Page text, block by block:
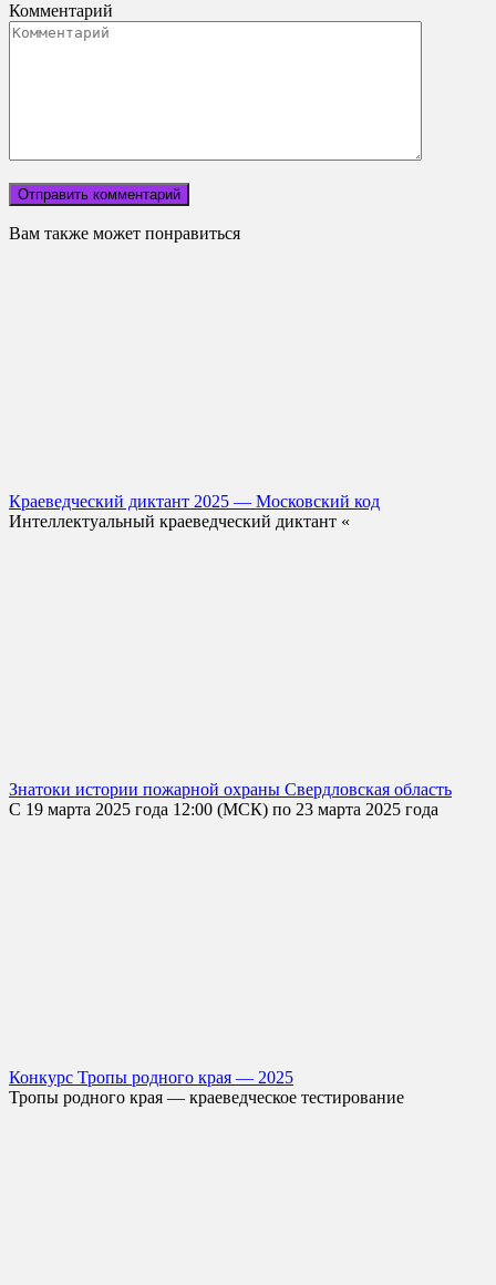
Комментарий
Вам также может понравиться
Краеведческий диктант 2025 — Московский код
Интеллектуальный краеведческий диктант «
Знатоки истории пожарной охраны Свердловская область
С 19 марта 2025 года 12:00 (МСК) по 23 марта 2025 года
Конкурс Тропы родного края — 2025
Тропы родного края — краеведческое тестирование